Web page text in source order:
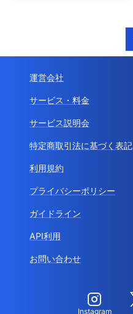
運営会社
サービス・料金
サービス説明会
特定商取引法に基づく表記
利用規約
プライバシーポリシー
ガイドライン
API利用
お問い合わせ
Instagram